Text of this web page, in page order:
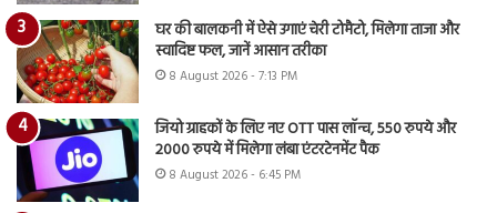
घर की बालकनी में ऐसे उगाएं चेरी टोमैटो, मिलेगा ताजा और
स्वादिष्ट फल, जानें आसान तरीका
8 August 2026 - 7:13 PM
जियो ग्राहकों के लिए नए OTT पास लॉन्च, 550 रुपये और
2000 रुपये में मिलेगा लंबा एंटरटेनमेंट पैक
8 August 2026 - 6:45 PM